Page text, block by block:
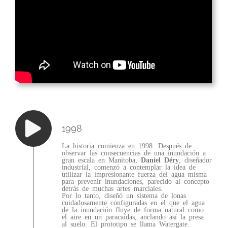
1998
La historia comienza en 1998. Después de
observar las consecuencias de una inundación a
gran escala en Manitoba, Daniel Déry, diseñador
industrial, comenzó a contemplar la idea de
utilizar la impresionante fuerza del agua misma
para prevenir inundaciones, parecido al concepto
detrás de muchas artes marciales.
Por lo tanto, diseñó un sistema de lonas
cuidadosamente configuradas en el que el agua
de la inundación fluye de forma natural como
el aire en un paracaídas, anclando así la presa
al suelo. El prototipo se llama Watergate.